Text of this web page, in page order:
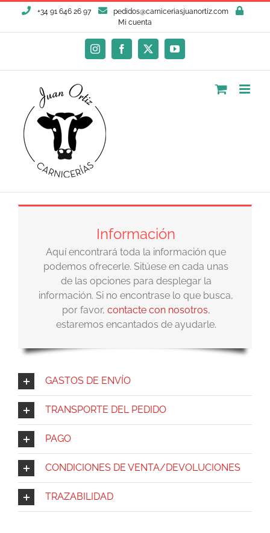
contenido
+34 91 646 26 97
pedidos@carniceriasjuanortiz.com
Mi cuenta
InstagramFacebook
X YouTube
Información
Aquí encontrará toda la información que
podemos ofrecerle. Sitúese en cada unas
de las opciones para desplegar la
información. Si no encontrase lo que busca,
por favor, contacte con nosotros,
estaremos encantados de ayudarle.
GASTOS DE ENVÍO
TRANSPORTE DEL PEDIDO
PAGO
CONDICIONES DE VENTA/DEVOLUCIONES
TRAZABILIDAD